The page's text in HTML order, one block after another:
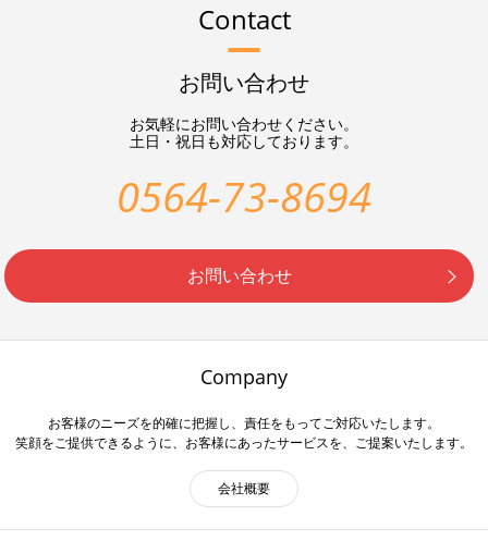
Contact
お問い合わせ
お気軽にお問い合わせください。
土日・祝日も対応しております。
0564-73-8694
お問い合わせ
Company
お客様のニーズを的確に把握し、責任をもってご対応いたします。
笑顔をご提供できるように、お客様にあったサービスを、ご提案いたします。
会社概要